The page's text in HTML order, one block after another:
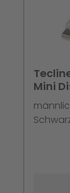
Mini